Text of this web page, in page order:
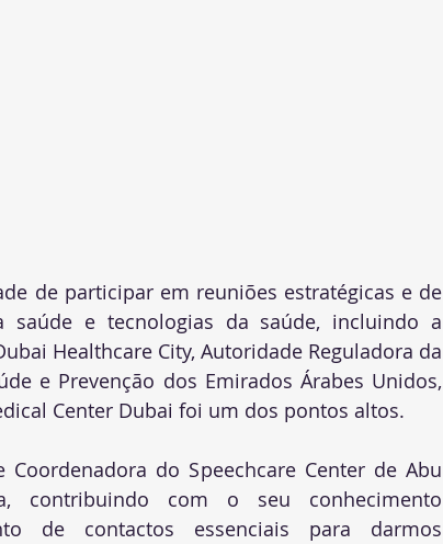
de participar em reuniões estratégicas e de
saúde e tecnologias da saúde, incluindo a
Healthcare City, Autoridade Reguladora da
e Prevenção dos Emirados Árabes Unidos,
Center Dubai foi um dos pontos altos.
Coordenadora do Speechcare Center de Abu
contribuindo com o seu conhecimento
de contactos essenciais para darmos